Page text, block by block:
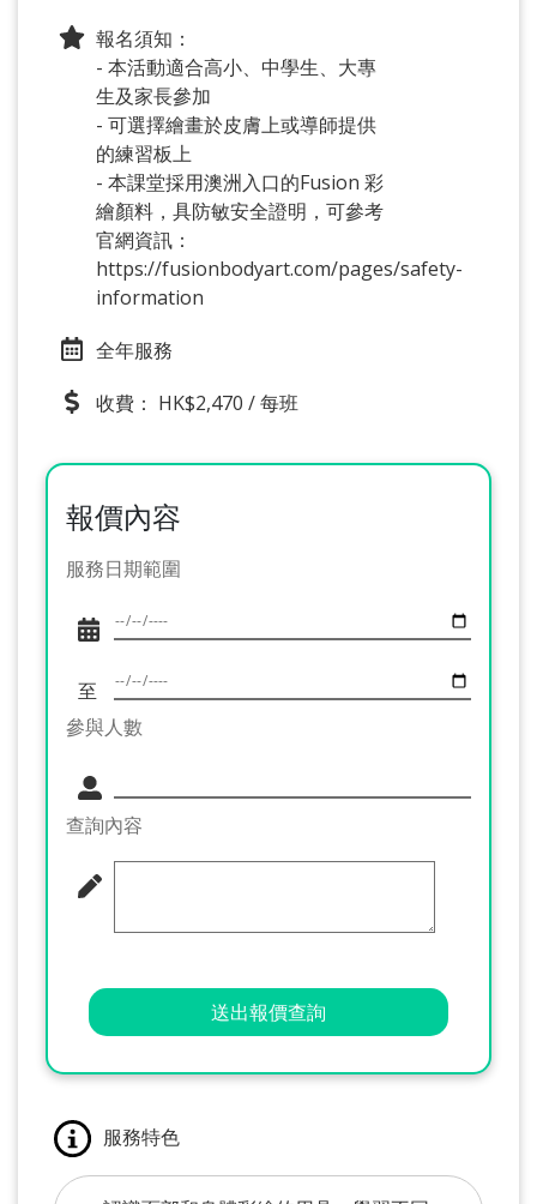
報名須知：
- 本活動適合高小、中學生、大專
生及家長參加
- 可選擇繪畫於皮膚上或導師提供
的練習板上
- 本課堂採用澳洲入口的Fusion 彩
繪顏料，具防敏安全證明，可參考
官網資訊：
https://fusionbodyart.com/pages/safety-
information
全年服務
收費： HK$2,470 / 每班
報價內容
服務日期範圍
至
參與人數
查詢內容
送出報價查詢
服務特色